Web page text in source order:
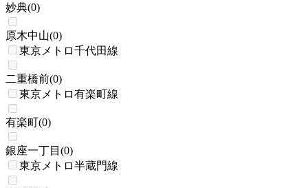
妙典(0)
原木中山(0)
東京メトロ千代田線
二重橋前(0)
東京メトロ有楽町線
有楽町(0)
銀座一丁目 (0)
東京メトロ半蔵門線